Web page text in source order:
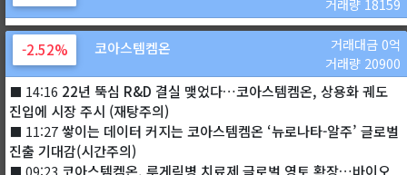
거래량 18159
-2.52% 코아스템켐온
거래대금 0억
거래량 20900
⬛ 14:16 22년 뚝심 R&D 결실 맺었다…코아스템켐온, 상용화 궤도
진입에 시장 주시 (재탕주의)
⬛ 11:27쌓이는 데이터 커지는 코아스템켐온 ‘뉴로나타-알주’ 글로벌
진출 기대감(시간주의)
⬛ 09:23 코아스템켐온, 루게릭병 치료제 글로벌 영토 확장…바이오